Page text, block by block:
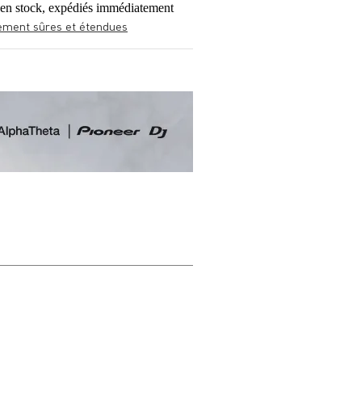
stock, expédiés immédiatement
sûres et étendues